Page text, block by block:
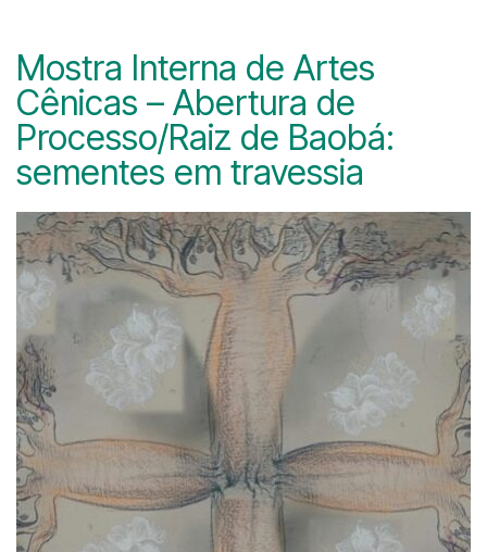
Mostra Interna de Artes
Cênicas – Abertura de
Processo/Raiz de Baobá:
sementes em travessia